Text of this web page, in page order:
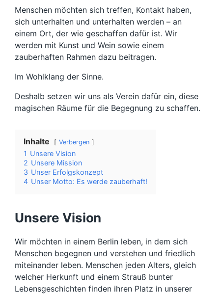
Menschen möchten sich treffen, Kontakt haben,
sich unterhalten und unterhalten werden – an
einem Ort, der wie geschaffen dafür ist. Wir
werden mit Kunst und Wein sowie einem
zauberhaften Rahmen dazu beitragen.
Im Wohlklang der Sinne.
Deshalb setzen wir uns als Verein dafür ein, diese
magischen Räume für die Begegnung zu schaffen.
Inhalte Verbergen
1 Unsere Vision
2 Unsere Mission
3 Unser Erfolgskonzept
4 Unser Motto: Es werde zauberhaft!
Unsere Vision
Wir möchten in einem Berlin leben, in dem sich
Menschen begegnen und verstehen und friedlich
miteinander leben. Menschen jeden Alters, gleich
welcher Herkunft und einem Strauß bunter
Lebensgeschichten finden ihren Platz in unserer